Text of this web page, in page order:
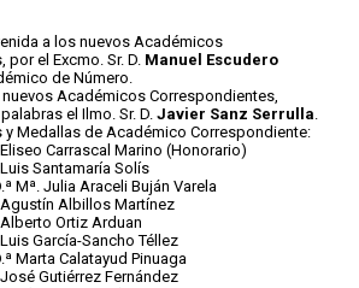
a los nuevos Académicos
el Excmo. Sr. D. Manuel Escudero
de Número.
Académicos Correspondientes,
el Ilmo. Sr. D. Javier Sanz Serrulla.
y Medallas de Académico Correspondiente:
Eliseo Carrascal Marino (Honorario)
Luis Santamaría Solís
Mª. Julia Araceli Buján Varela
Agustín Albillos Martínez
Alberto Ortiz Arduan
García-Sancho Téllez
Marta Calatayud Pinuaga
José Gutiérrez Fernández